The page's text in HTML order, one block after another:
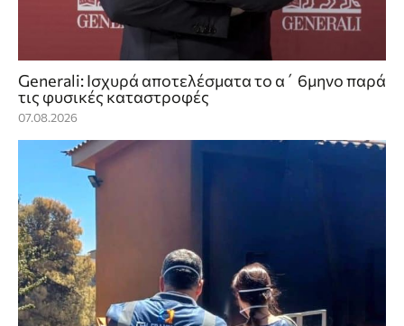
Generali: Ισχυρά αποτελέσματα το α΄ 6μηνο παρά
τις φυσικές καταστροφές
07.08.2026